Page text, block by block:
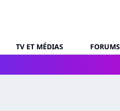
TV ET MÉDIAS
FORUMS